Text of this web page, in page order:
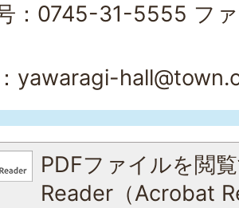
：0745-31-5555 フ
yawaragi-
PDFファイルを閲
Reader（Acrobat